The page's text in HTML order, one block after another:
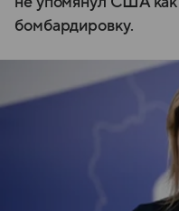
бомбардировку.